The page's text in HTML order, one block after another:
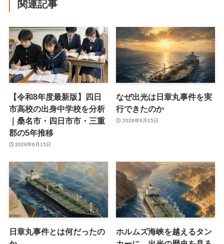
関連記事
【令和8年度最新版】四日
市高校の出身中学校を分析
｜桑名市・四日市市・三重
郡の5年推移
2026年6月15日
なぜ出光は日章丸事件を実
行できたのか
2026年6月15日
日章丸事件とは何だったの
ホルムズ海峡を越えるタン